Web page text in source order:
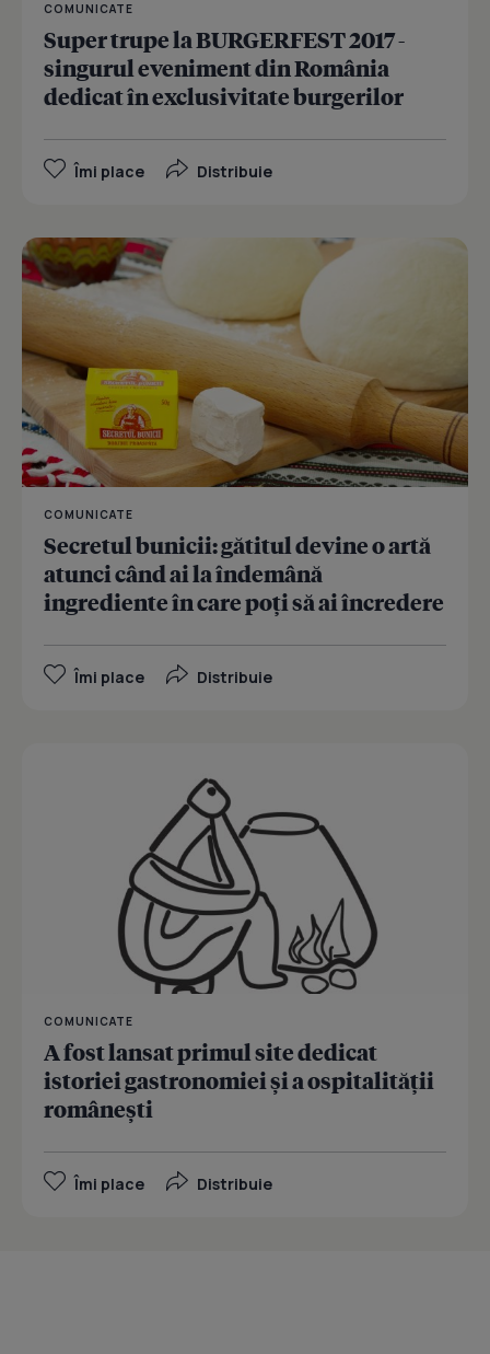
COMUNICATE
Super trupe la BURGERFEST 2017 -
singurul eveniment din România
dedicat în exclusivitate burgerilor
Îmi place Distribuie
COMUNICATE
Secretul bunicii: gătitul devine o artă
atunci când ai la îndemână
ingrediente în care poţi să ai încredere
Îmi place Distribuie
COMUNICATE
A fost lansat primul site dedicat
istoriei gastronomiei şi a ospitalităţii
româneşti
Îmi place Distribuie